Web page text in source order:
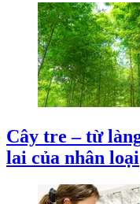
Cây tre – từ
lai của nhân loại